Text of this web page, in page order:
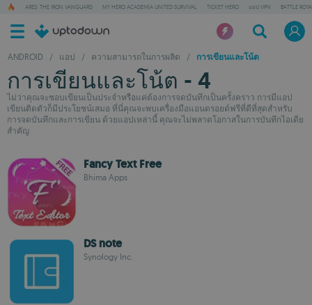
ARES: THE IRON VANGUARD MY HERO ACADEMIA UNITED SURVIVAL TICKET HERO แอป VPN BATTLE
ANDROID / แอป / ความสามารถในการผลิต / การเขียนและโน้ต
การเขียนและโน้ต - 4
ไม่ว่าคุณจะชอบเขียนเป็นประจำหรือแค่ต้องการจดบันทึกเป็นครั้งคราว การมีแอป
เขียนติดตัวก็มีประโยชน์เสมอ ที่นี่คุณจะพบเครื่องมือแอนดรอยด์ฟรีที่ดีที่สุดสำหรับ
การจดบันทึกและการเขียน ด้วยแอปเหล่านี้ คุณจะไม่พลาดโอกาสในการบันทึกไอเดีย
สำคัญ
Fancy Text Free
Bhima Apps
DS note
Synology Inc.